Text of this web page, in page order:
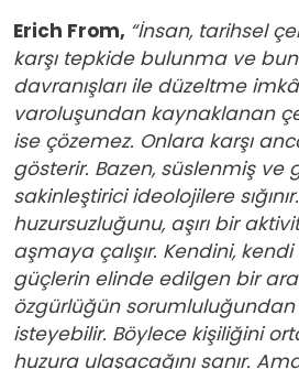
Erich From, “İnsan, tarihsel
karşı tepkide bulunma ve
davranışları ile düzeltme
varoluşundan kaynaklanan
ise çözemez. Onlara karşı
gösterir. Bazen, süslenmiş ve
sakinleştirici ideolojilere
huzursuzluğunu, aşırı bir
aşmaya çalışır. Kendini,
güçlerin elinde edilgen bir
özgürlüğün
isteyebilir. Böylece kişiliğini
huzura ulaşacağını sanır.